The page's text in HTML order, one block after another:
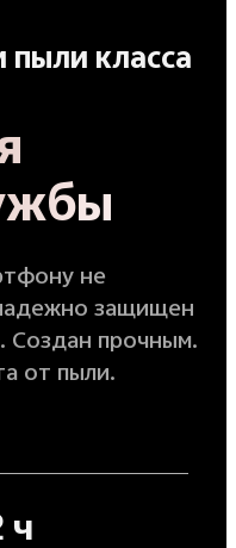
класса
не
защищен
Создан прочным.
от пыли.
ч